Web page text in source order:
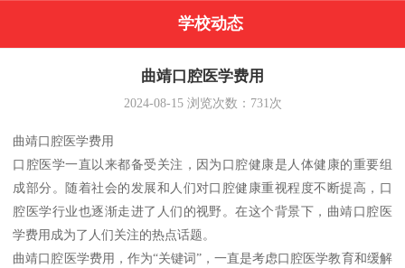
学校动态
曲靖口腔医学费用
2024-08-15浏览次数： 731次
曲靖口腔医学费用
口腔医学一直以来都备受关注，因为口腔健康是人体健康的重要组
成部分。随着社会的发展和人们对口腔健康重视程度不断提高，口
腔医学行业也逐渐走进了人们的视野。在这个背景下，曲靖口腔医
学费用成为了人们关注的热点话题。
曲靖口腔医学费用，作为“关键词”，一直是考虑口腔医学教育和缓解